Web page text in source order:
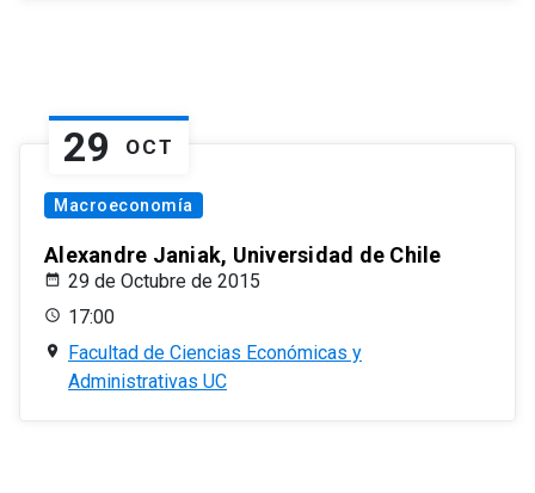
29 OCT
Macroeconomía
Alexandre Janiak, Universidad de Chile
29 de Octubre de 2015
17:00
Facultad de Ciencias Económicas y
Administrativas UC